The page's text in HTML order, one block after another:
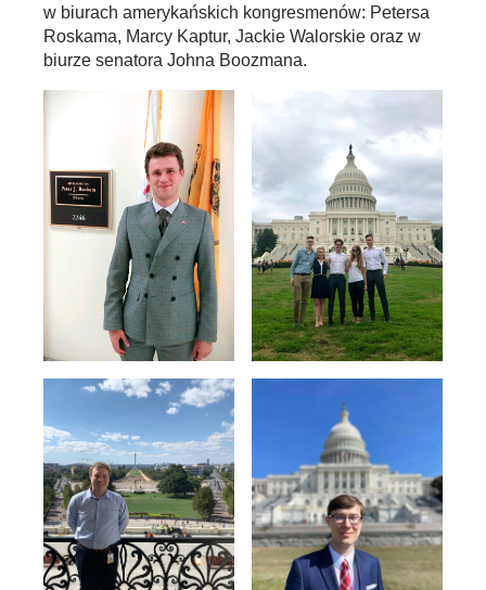
w biurach amerykańskich kongresmenów: Petersa
Roskama, Marcy Kaptur, Jackie Walorskie oraz w
biurze senatora Johna Boozmana.